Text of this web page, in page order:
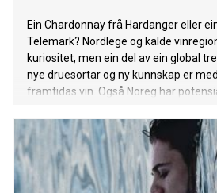
Ein Chardonnay frå Hardanger eller
Telemark? Nordlege og kalde
kuriositet, men ein del av ein global
nye druesortar og ny kunnskap er
framtidas vin. Også Noreg har